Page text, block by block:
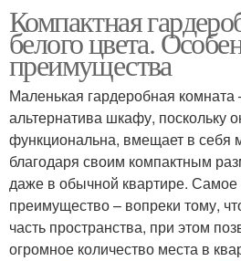
Компактная
белого цвета.
преимущества
Маленькая гардеробная комната
альтернатива шкафу, поскольку
функциональна, вмещает в себя
благодаря своим компактным
даже в обычной квартире. Самое
преимущество – вопреки тому,
часть пространства, при этом
огромное количество места в